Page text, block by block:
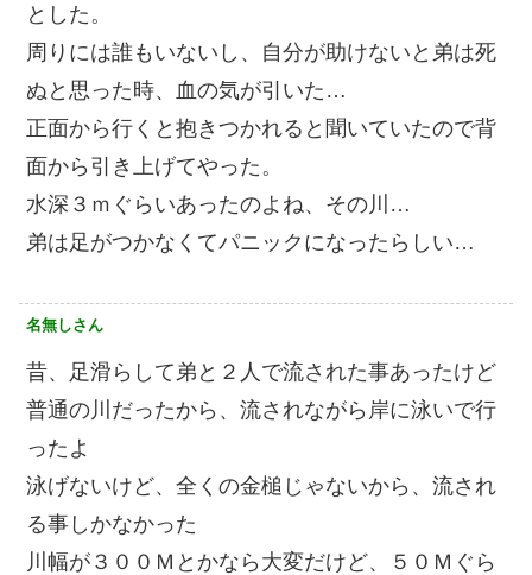
とした。
周りには誰もいないし、自分が助けないと弟は死
ぬと思った時、血の気が引いた…
正面から行くと抱きつかれると聞いていたので背
面から引き上げてやった。
水深３ｍぐらいあったのよね、その川…
弟は足がつかなくてパニックになったらしい…
名無しさん
昔、足滑らして弟と２人で流された事あったけど
普通の川だったから、流されながら岸に泳いで行
ったよ
泳げないけど、全くの金槌じゃないから、流され
る事しかなかった
川幅が３００Ｍとかなら大変だけど、５０Ｍぐら